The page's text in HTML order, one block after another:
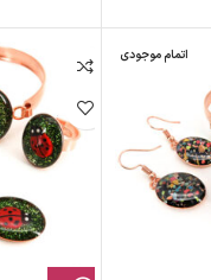
اتمام موجودی